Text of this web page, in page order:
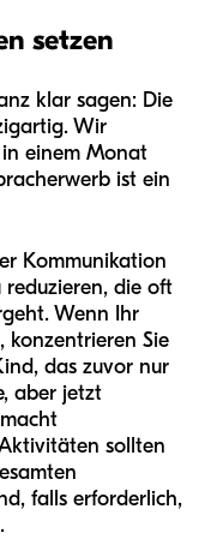
setzen
klar sagen: Die
Wir
einem Monat
ist ein
Kommunikation
die oft
Wenn Ihr
konzentrieren Sie
das zuvor nur
aber jetzt
sollten
falls erforderlich,